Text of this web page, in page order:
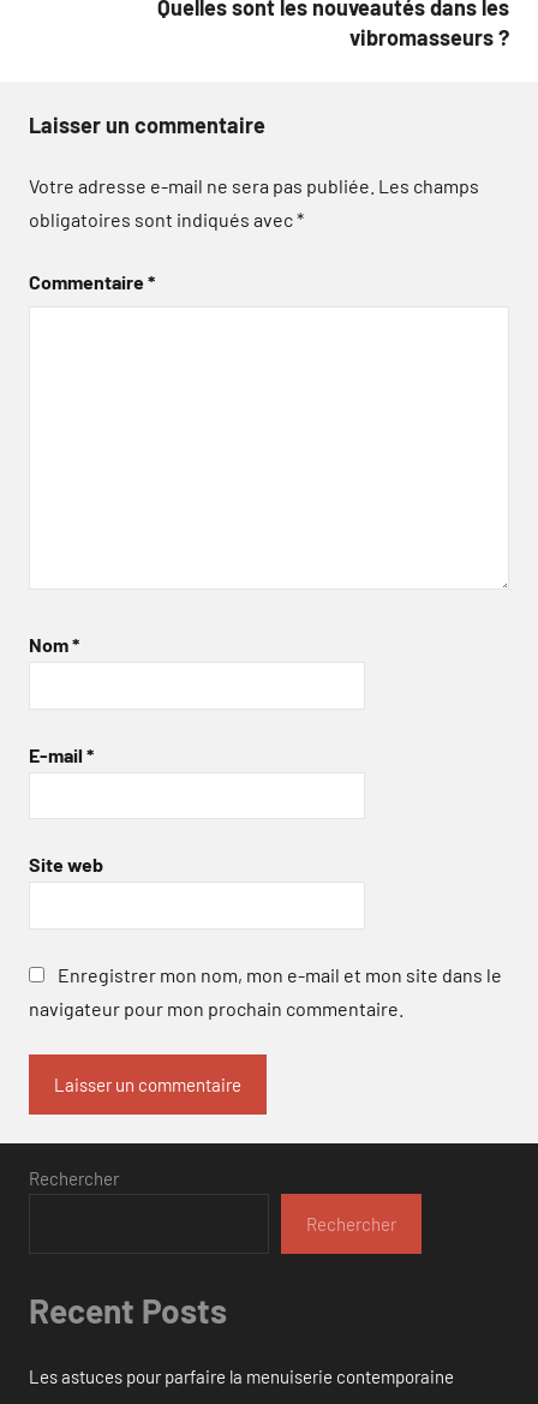
Quelles sont les nouveautés dans les
vibromasseurs ?
Laisser un commentaire
Votre adresse e-mail ne sera pas publiée. Les champs
obligatoires sont indiqués avec*
Commentaire*
Nom*
E-mail *
Site web
Enregistrer mon nom, mon e-mail et mon site dans le
navigateur pour mon prochain commentaire.
Rechercher
Rechercher
Recent Posts
Les astuces pour parfaire la menuiserie contemporaine